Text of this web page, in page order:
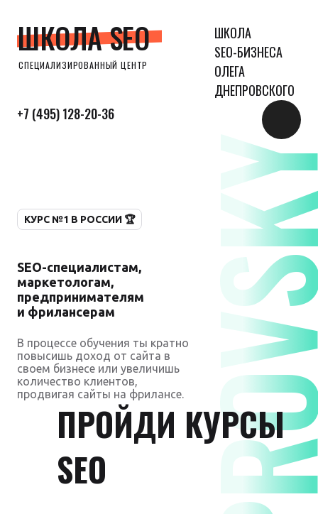
ШКОЛА SEO
СПЕЦИАЛИЗИРОВАННЫЙ ЦЕНТР
ШКОЛА
SEO-БИЗНЕСА
ОЛЕГА
ДНЕПРОВСКОГО
+7 (495) 128-20-36
КУРС №1 В РОССИИ 🏆
SEO-специалистам,
маркетологам,
предпринимателям
и фрилансерам
В процессе обучения ты кратно
повысишь доход от сайта в
своем бизнесе или увеличишь
количество клиентов,
продвигая сайты на фрилансе.
ПРОЙДИ КУРСЫ
SEO